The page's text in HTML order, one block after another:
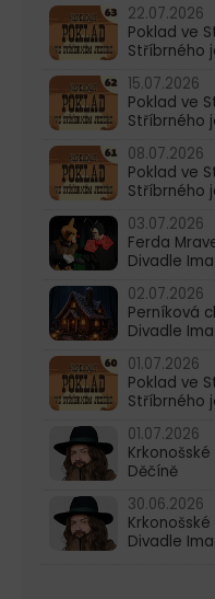
22.07.2026
Poklad ve
Stříbrného
15.07.2026
Poklad ve
Stříbrného
08.07.2026
Poklad ve
Stříbrného
03.07.2026
Ferda
Divadle
02.07.2026
Perníková
Divadle
01.07.2026
Poklad ve
Stříbrného
01.07.2026
Děčíně
30.06.2026
Divadle